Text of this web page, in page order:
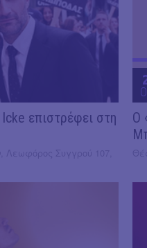
επιστρέφει στη
Ο